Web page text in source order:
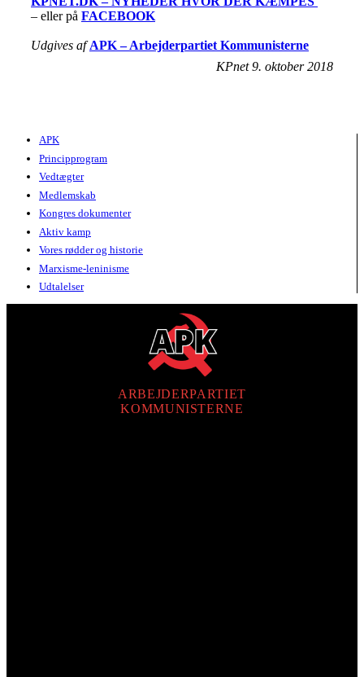
– eller på FACEBOOK
Udgives afAPK – Arbejderpartiet Kommunisterne
KPnet 9. oktober 2018
APK
Principprogram
Vedtægter
Medlemskab
Kongres dokumenter
Aktiv kamp
Vores rødder og historie
Marxisme-leninisme
Udtalelser
ARBEJDERPARTIET
KOMMUNISTERNE